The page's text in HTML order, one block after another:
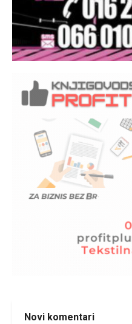
Novi komentari